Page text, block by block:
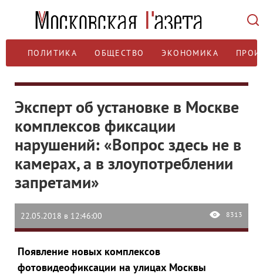
ПОЛИТИКА ОБЩЕСТВО ЭКОНОМИКА
Эксперт об установке в Москве
комплексов фиксации
нарушений: «Вопрос здесь не в
камерах, а в злоупотреблении
запретами»
22.05.2018 в 12:46:00 8313
Появление новых комплексов
фотовидеофиксации на улицах Москвы